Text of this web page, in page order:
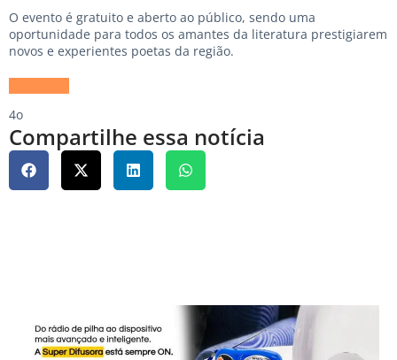
O evento é gratuito e aberto ao público, sendo uma
oportunidade para todos os amantes da literatura prestigiarem
novos e experientes poetas da região.
4o
Compartilhe essa notícia